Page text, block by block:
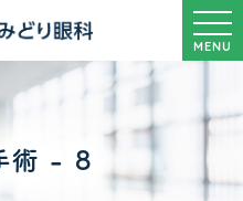
MENU
術 - 8